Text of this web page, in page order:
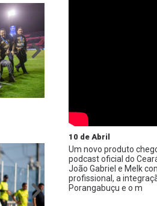
10 de Abril
Um novo produto
podcast oficial do
João Gabriel e Melk
profissional, a
Porangabuçu e o m